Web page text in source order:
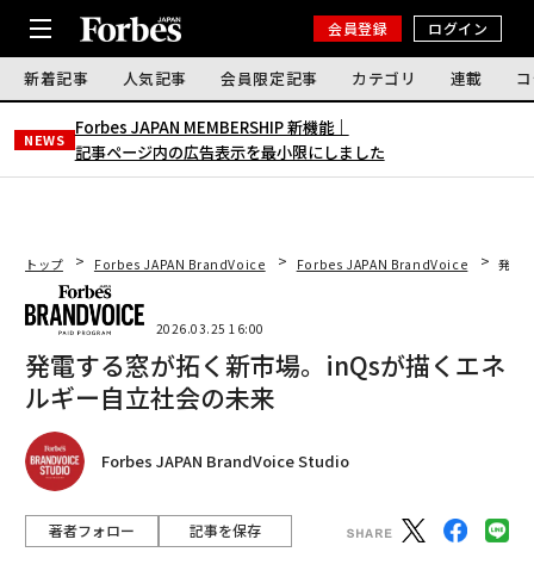
会員登録 ログイン
新着記事 人気記事 会員限定記事 カテゴリ 連載
NEWS
Forbes JAPAN MEMBERSHIP 新機能｜
記事ページ内の広告表示を最小限にしました
トップ Forbes JAPAN BrandVoice Forbes JAPAN BrandVoice 発電
2026.03.25 16:00
発電する窓が拓く新市場。inQsが描くエネ
ルギー自立社会の未来
Forbes JAPAN BrandVoice Studio
著者フォロー 記事を保存